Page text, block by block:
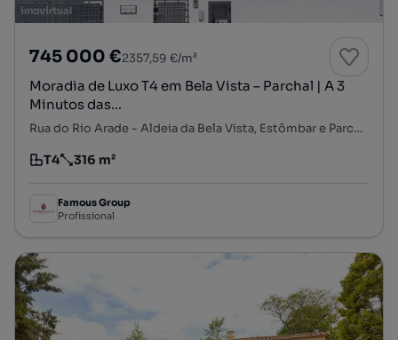
745 000 €2357,59 €/m²
Moradia de Luxo T4 em Bela Vista – Parchal | A 3
Minutos das...
Rua do Rio Arade - Aldeia da Bela Vista, Estômbar e Parchal, Lagoa, Faro
Tipologia
T4
Preço por metro quadrado
316 m²
Famous Group
Profissional